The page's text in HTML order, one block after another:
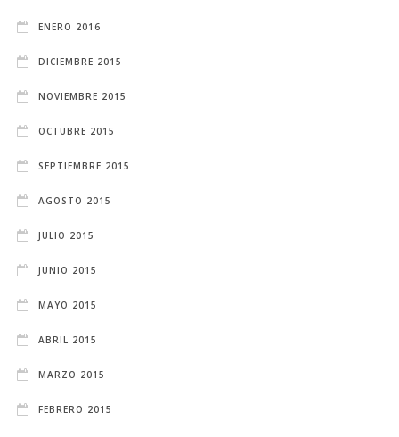
ENERO 2016
DICIEMBRE 2015
NOVIEMBRE 2015
OCTUBRE 2015
SEPTIEMBRE 2015
AGOSTO 2015
JULIO 2015
JUNIO 2015
MAYO 2015
ABRIL 2015
MARZO 2015
FEBRERO 2015